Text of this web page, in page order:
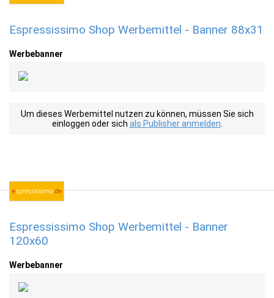
Espressissimo Shop Werbemittel - Banner 88x31
Werbebanner
Um dieses Werbemittel nutzen zu können, müssen Sie sich
einloggen oder sich als Publisher anmelden
Espressissimo Shop Werbemittel - Banner
120x60
Werbebanner